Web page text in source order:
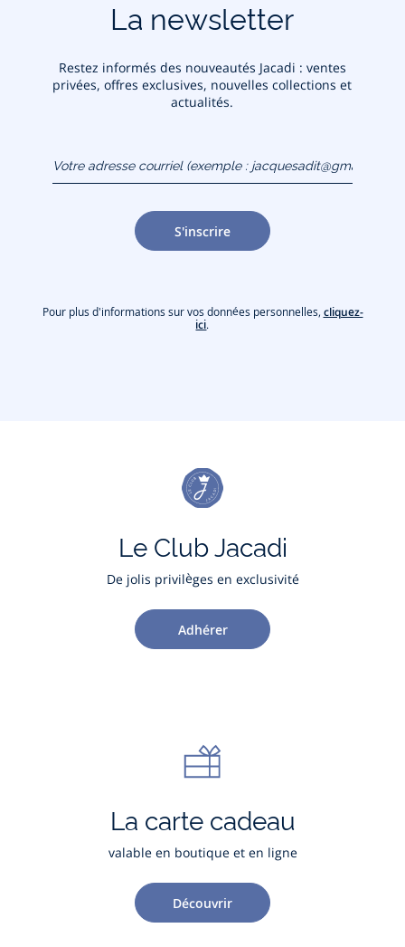
La newsletter
Restez informés des nouveautés Jacadi : ventes
privées, offres exclusives, nouvelles collections et
actualités.
(exemple :
jacquesadit@gmail.com)
S'inscrire
Pour plus d'informations sur vos données personnelles, cliquez-
ici.
Le Club Jacadi
De jolis privilèges en exclusivité
Adhérer
La carte cadeau
valable en boutique et en ligne
Découvrir